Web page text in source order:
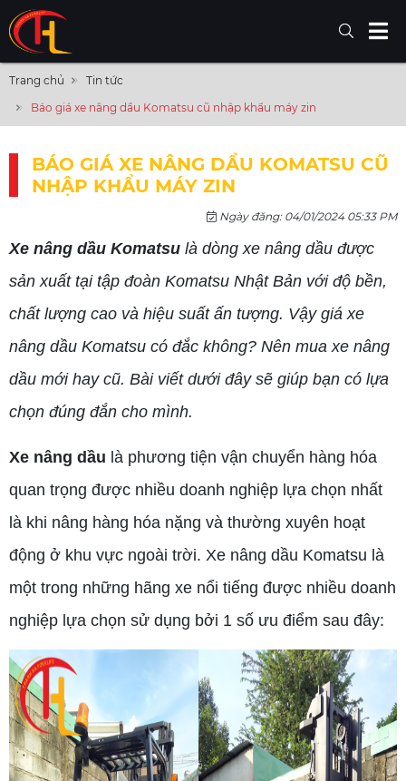
Trang chủ
Tin tức
Báo giá xe nâng dầu Komatsu cũ nhập khẩu máy zin
BÁO GIÁ XE NÂNG DẦU KOMATSU CŨ
NHẬP KHẨU MÁY ZIN
Ngày đăng: 04/01/2024 05:33 PM
Xe nâng dầu Komatsu là dòng xe nâng dầu được
sản xuất tại tập đoàn Komatsu Nhật Bản với độ bền,
chất lượng cao và hiệu suất ấn tượng. Vậy giá xe
nâng dầu Komatsu có đắc không? Nên mua xe nâng
dầu mới hay cũ. Bài viết dưới đây sẽ giúp bạn có lựa
chọn đúng đắn cho mình.
Xe nâng dầu là phương tiện vận chuyển hàng hóa
quan trọng được nhiều doanh nghiệp lựa chọn nhất
là khi nâng hàng hóa nặng và thường xuyên hoạt
động ở khu vực ngoài trời. Xe nâng dầu Komatsu là
một trong những hãng xe nổi tiếng được nhiều doanh
nghiệp lựa chọn sử dụng bởi 1 số ưu điểm sau đây: